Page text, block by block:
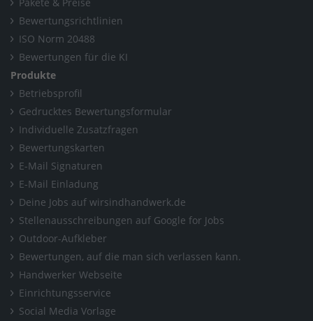
Kempf GmbH & Co. KG Hornberg - Heizung, Sanitär und
Klempnertechnik
/ Alle Galerien / Kempf Heizungstechnik
Home / Baden-Württemberg
Kempf GmbH & Co. KG Hornberg - Heizung, Sanitär und
Klempnertechnik
/ Alle Galerien / Kempf Heizungstechnik
Bewertungsrichtlinien
ISO Norm 20488
Bewertungen für die KI
Produkte
Betriebsprofil
Gedrucktes Bewertungsformular
Individuelle Zusatzfragen
Bewertungskarten
E-Mail Signaturen
E-Mail Einladung
Deine Jobs auf wirsindhandwerk.de
Stellenausschreibungen auf Google for Jobs
Outdoor-Aufkleber
Bewertungen, auf die man sich verlassen kann.
Handwerker Webseite
Einrichtungsservice
Social Media Vorlage